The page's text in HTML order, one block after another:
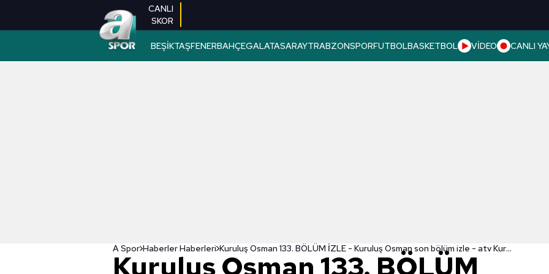
CANLI
SKOR
BEŞİKTAŞFENERBAHÇEGALATASARAYTRABZONSPORFUTBOLBASKETBOL VİDEO CANLI
A Spor Haberler Haberleri Kuruluş Osman 133. BÖLÜM İZLE - Kuruluş Osman son bölüm izle - atv Kuruluş Osman izle
Kuruluş Osman 133. BÖLÜM